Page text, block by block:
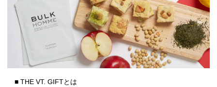
■ THE VT. GIFTとは